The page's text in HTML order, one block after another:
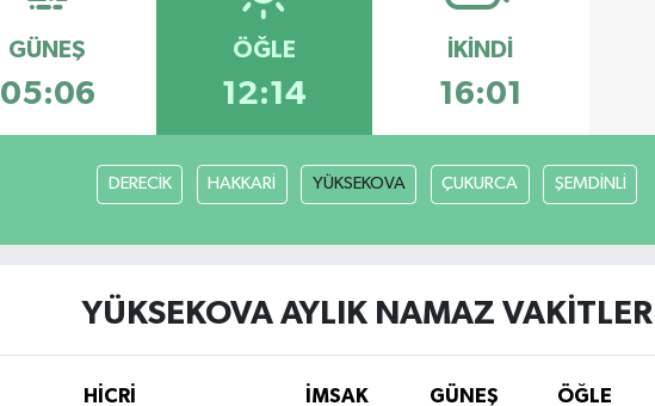
GÜNEŞ
05:06
ÖĞLE
12:14
İKINDI
16:01
DERECİK HAKKARİ YÜKSEKOVA ÇUKURCA ŞEMDİNLİ
YÜKSEKOVA AYLIK NAMAZ VAKITLERI
HİCRİ İMSAK GÜNEŞ ÖĞLE